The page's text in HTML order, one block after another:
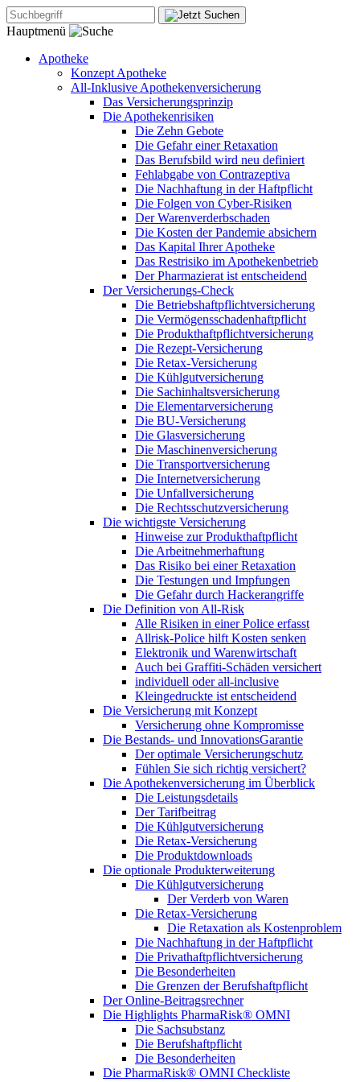
Hauptmenü
Apotheke
Konzept Apotheke
All-Inklusive Apothekenversicherung
Das Versicherungsprinzip
Die Apothekenrisiken
Die Zehn Gebote
Die Gefahr einer Retaxation
Das Berufsbild wird neu definiert
Fehlabgabe von Contrazeptiva
Die Nachhaftung in der Haftpflicht
Die Folgen von Cyber-Risiken
Der Warenverderbschaden
Die Kosten der Pandemie absichern
Das Kapital Ihrer Apotheke
Das Restrisiko im Apothekenbetrieb
Der Pharmazierat ist entscheidend
Der Versicherungs-Check
Die Betriebshaftpflichtversicherung
Die Vermögensschadenhaftpflicht
Die Produkthaftpflichtversicherung
Die Rezept-Versicherung
Die Retax-Versicherung
Die Kühlgutversicherung
Die Sachinhaltsversicherung
Die Elementarversicherung
Die BU-Versicherung
Die Glasversicherung
Die Maschinenversicherung
Die Transportversicherung
Die Internetversicherung
Die Unfallversicherung
Die Rechtsschutzversicherung
Die wichtigste Versicherung
Hinweise zur Produkthaftpflicht
Die Arbeitnehmerhaftung
Das Risiko bei einer Retaxation
Die Testungen und Impfungen
Die Gefahr durch Hackerangriffe
Die Definition von All-Risk
Alle Risiken in einer Police erfasst
Allrisk-Police hilft Kosten senken
Elektronik und Warenwirtschaft
Auch bei Graffiti-Schäden versichert
individuell oder all-inclusive
Kleingedruckte ist entscheidend
Die Versicherung mit Konzept
Versicherung ohne Kompromisse
Die Bestands- und InnovationsGarantie
Der optimale Versicherungschutz
Fühlen Sie sich richtig versichert?
Die Apothekenversicherung im Überblick
Die Leistungsdetails
Der Tarifbeitrag
Die Kühlgutversicherung
Die Retax-Versicherung
Die Produktdownloads
Die optionale Produkterweiterung
Die Kühlgutversicherung
Der Verderb von Waren
Die Retax-Versicherung
Die Retaxation als Kostenproblem
Die Nachhaftung in der Haftpflicht
Die Privathaftpflichtversicherung
Die Besonderheiten
Die Grenzen der Berufshaftpflicht
Der Online-Beitragsrechner
Die Highlights PharmaRisk® OMNI
Die Sachsubstanz
Die Berufshaftpflicht
Die Besonderheiten
Die PharmaRisk® OMNI Checkliste